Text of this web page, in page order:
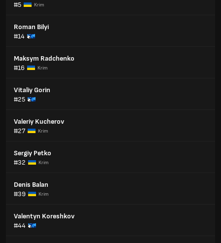
#5
Krim
Roman Bilyi
#14
Maksym Radchenko
#16
Krim
Vitaliy Gorin
#25
Valeriy Kucherov
#27
Krim
Sergiy Petko
#32
Krim
Denis Balan
#39
Krim
Valentyn Koreshkov
#44